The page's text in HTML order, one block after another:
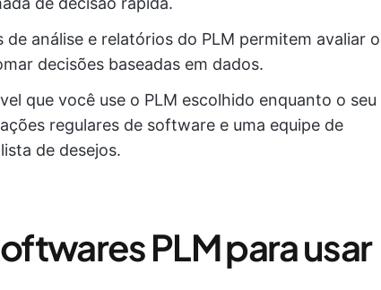
de análise e relatórios do PLM permitem avaliar o
decisões baseadas em dados.
que você use o PLM escolhido enquanto o seu
regulares de software e uma equipe de
de desejos.
PLM para usar